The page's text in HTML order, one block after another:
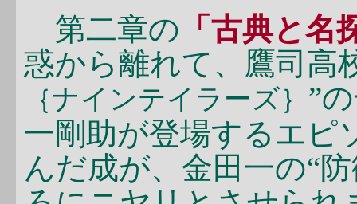
第二章の 「古典と名
惑から離れて、鷹司高
｛ナインテイラーズ｝ ”
一剛助が登場するエピ
んだ成が、金田一の“